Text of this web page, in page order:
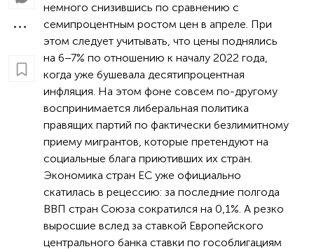
немного снизившись по сравнению с
семипроцентным ростом цен в апреле. При
этом следует учитывать, что цены поднялись
на 6–7% по отношению к началу 2022 года,
когда уже бушевала десятипроцентная
инфляция. На этом фоне совсем по-другому
воспринимается либеральная политика
правящих партий по фактически безлимитному
приему мигрантов, которые претендуют на
социальные блага приютивших их стран.
Экономика стран ЕС уже официально
скатилась в рецессию: за последние полгода
ВВП стран Союза сократился на 0,1%. А резко
выросшие вслед за ставкой Европейского
центрального банка ставки по гособлигациям